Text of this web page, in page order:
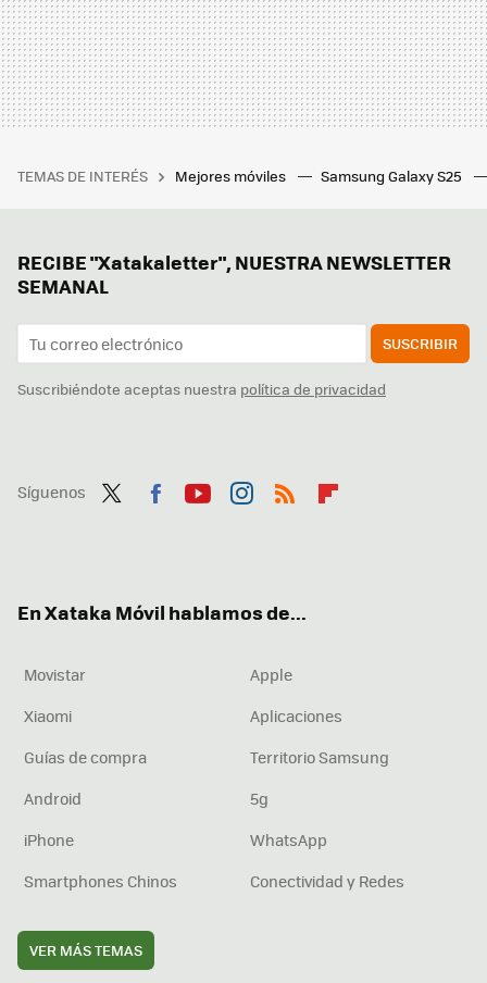
TEMAS DE INTERÉS Mejores móviles Samsung Galaxy S25
RECIBE "Xatakaletter", NUESTRA NEWSLETTER
SEMANAL
SUSCRIBIR
Suscribiéndote aceptas nuestra política de privacidad
Síguenos
En Xataka Móvil hablamos de...
Movistar
Apple
Xiaomi
Aplicaciones
Guías de compra
Territorio Samsung
Android
5g
iPhone
WhatsApp
Smartphones Chinos
Conectividad y Redes
VER MÁS TEMAS